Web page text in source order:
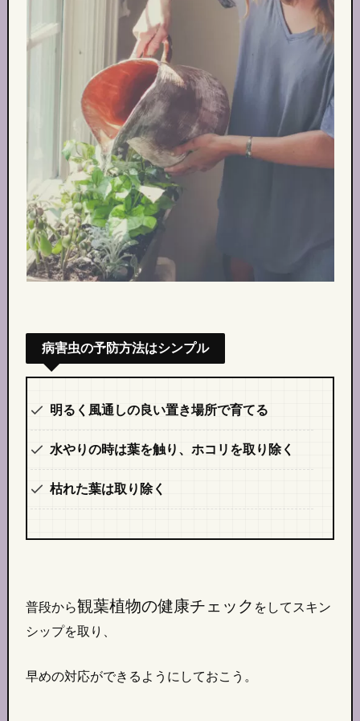
病害虫の予防方法はシンプル
明るく風通しの良い置き場所で育てる
水やりの時は葉を触り、ホコリを取り除く
枯れた葉は取り除く
普段から観葉植物の健康チェック をしてスキン
シップを取り、
早めの対応ができるようにしておこう。